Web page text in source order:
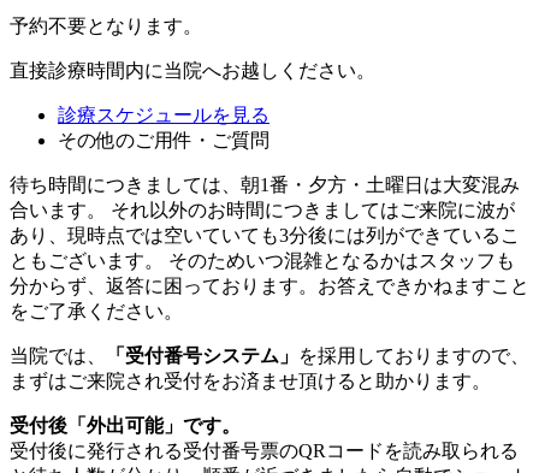
予約不要となります。
直接診療時間内に当院へお越しください。
診療スケジュールを見る
その他のご用件・ご質問
待ち時間につきましては、朝1番・夕方・土曜日は大変混み
合います。 それ以外のお時間につきましてはご来院に波が
あり、現時点では空いていても3分後には列ができているこ
ともございます。 そのためいつ混雑となるかはスタッフも
分からず、返答に困っております。お答えできかねますこと
をご了承ください。
当院では、 「受付番号システム」 を採用しておりますので、
まずはご来院され受付をお済ませ頂けると助かります。
受付後「外出可能」です。
受付後に発行される受付番号票のQRコードを読み取られる